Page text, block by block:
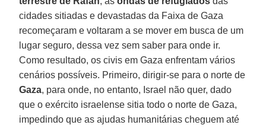
cidades sitiadas e devastadas da Faixa de Gaza
recomeçaram e voltaram a se mover em busca de um
lugar seguro, dessa vez sem saber para onde ir.
Como resultado, os civis em Gaza enfrentam vários
cenários possíveis. Primeiro, dirigir-se para o norte de
Gaza, para onde, no entanto, Israel não quer, dado
que o exército israelense sitia todo o norte de Gaza,
impedindo que as ajudas humanitárias cheguem até